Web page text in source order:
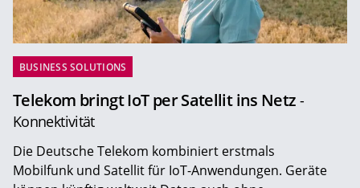
BUSINESS SOLUTIONS
Telekom bringt IoT per Satellit ins Netz -
Konnektivität
Die Deutsche Telekom kombiniert erstmals
Mobilfunk und Satellit für IoT-Anwendungen. Geräte